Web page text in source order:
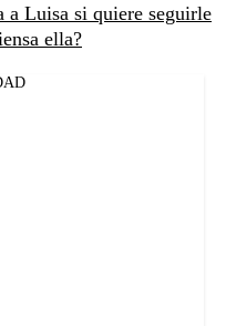
a Luisa si quiere seguirle
ella?